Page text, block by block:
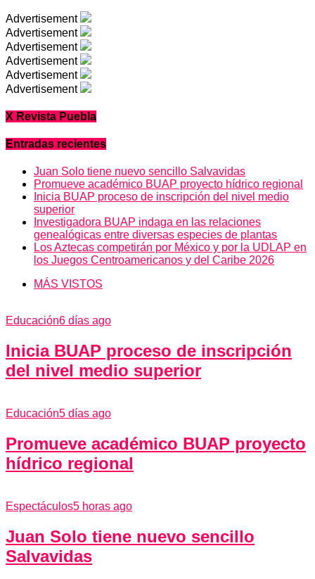
Advertisement
Advertisement
Advertisement
Advertisement
Advertisement
Advertisement
X Revista Puebla
Entradas recientes
Juan Solo tiene nuevo sencillo Salvavidas
Promueve académico BUAP proyecto hídrico regional
Inicia BUAP proceso de inscripción del nivel medio
superior
Investigadora BUAP indaga en las relaciones
genealógicas entre diversas especies de plantas
Los Aztecas competirán por México y por la UDLAP en
los Juegos Centroamericanos y del Caribe 2026
MÁS VISTOS
Educación6 días ago
Inicia BUAP proceso de inscripción
del nivel medio superior
Educación5 días ago
Promueve académico BUAP proyecto
hídrico regional
Espectáculos5 horas ago
Juan Solo tiene nuevo sencillo
Salvavidas